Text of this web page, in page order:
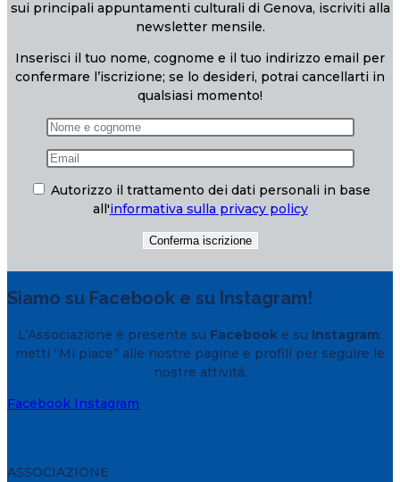
sui principali appuntamenti culturali di Genova, iscriviti alla
newsletter mensile.
Inserisci il tuo nome, cognome e il tuo indirizzo email per
confermare l’iscrizione; se lo desideri, potrai cancellarti in
qualsiasi momento!
Autorizzo il trattamento dei dati personali in base
all'informativa sulla privacy policy
Siamo su Facebook e su Instagram!
L’Associazione è presente su Facebook e su Instagram:
metti “Mi piace” alle nostre pagine e profili per seguire le
nostre attività.
Facebook Instagram
ASSOCIAZIONE